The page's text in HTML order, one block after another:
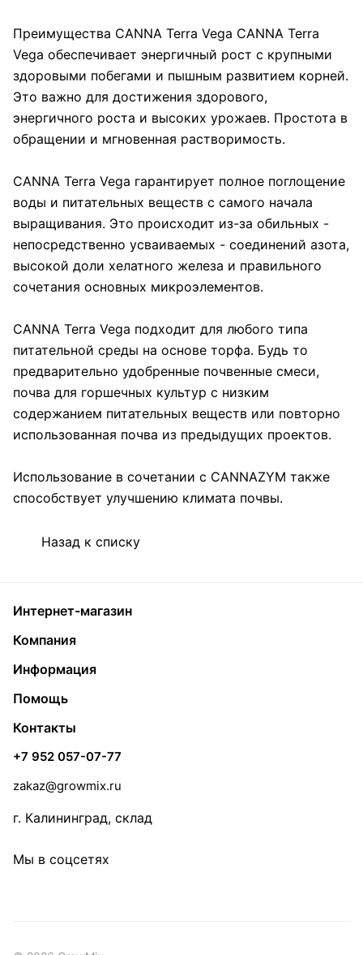
Преимущества CANNA Terra Vega CANNA Terra
Vega обеспечивает энергичный рост с крупными
здоровыми побегами и пышным развитием корней.
Это важно для достижения здорового,
энергичного роста и высоких урожаев. Простота в
обращении и мгновенная растворимость.
CANNA Terra Vega гарантирует полное поглощение
воды и питательных веществ с самого начала
выращивания. Это происходит из-за обильных -
непосредственно усваиваемых - соединений азота,
высокой доли хелатного железа и правильного
сочетания основных микроэлементов.
CANNA Terra Vega подходит для любого типа
питательной среды на основе торфа. Будь то
предварительно удобренные почвенные смеси,
почва для горшечных культур с низким
содержанием питательных веществ или повторно
использованная почва из предыдущих проектов.
Использование в сочетании с CANNAZYM также
способствует улучшению климата почвы.
Назад к списку
Интернет-магазин
Компания
Информация
Помощь
Контакты
+7 952 057-07-77
zakaz@growmix.ru
г. Калининград, склад
Мы в соцсетях